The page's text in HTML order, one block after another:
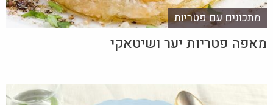
מתכונים עם פטריות
מאפה פטריות יער ושיטאקי